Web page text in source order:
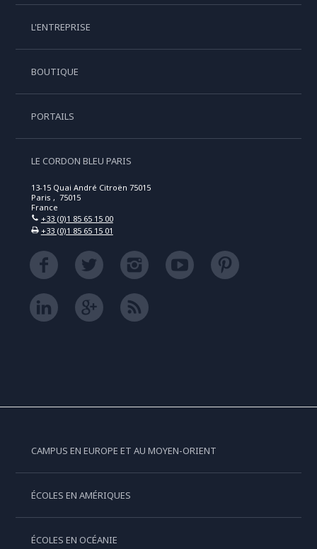
L'ENTREPRISE
BOUTIQUE
PORTAILS
LE CORDON BLEU PARIS
13-15 Quai André Citroën 75015
Paris , 75015
France
+33 (0)1 85 65 15 00
+33 (0)1 85 65 15 01
CAMPUS EN EUROPE ET AU MOYEN-ORIENT
ÉCOLES EN AMÉRIQUES
ÉCOLES EN OCÉANIE